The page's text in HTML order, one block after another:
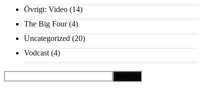
Övrigt: Video (14)
The Big Four(4)
Uncategorized (20)
Vodcast (4)